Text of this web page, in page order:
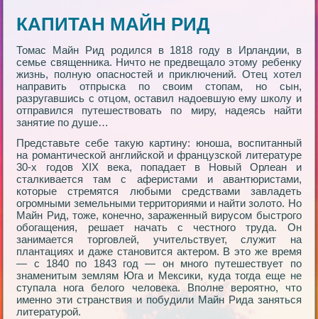
КАПИТАН МАЙН РИД
Томас Майн Рид родился в 1818 году в Ирландии, в
семье священника. Ничто не предвещало этому ребенку
жизнь, полную опасностей и приключений. Отец хотел
направить отпрыска по своим стопам, но сын,
разругавшись с отцом, оставил надоевшую ему школу и
отправился путешествовать по миру, надеясь найти
занятие по душе…
Представьте себе такую картину: юноша, воспитанный
на романтической английской и французской литературе
30-х годов XIX века, попадает в Новый Орлеан и
сталкивается там с аферистами и авантюристами,
которые стремятся любыми средствами завладеть
огромными земельными территориями и найти золото. Но
Майн Рид, тоже, конечно, зараженный вирусом быстрого
обогащения, решает начать с честного труда. Он
занимается торговлей, учительствует, служит на
плантациях и даже становится актером. В это же время
— с 1840 по 1843 год — он много путешествует по
знаменитым землям Юга и Мексики, куда тогда еще не
ступала нога белого человека. Вполне вероятно, что
именно эти странствия и побудили Майн Рида заняться
литературой.